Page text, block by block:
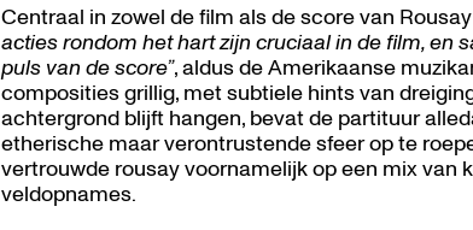
Centraal in zowel de film als de score van
acties rondom het hart zijn cruciaal in de film, en
puls van de score”, aldus de Amerikaanse
composities grillig, met subtiele hints van
achtergrond blijft hangen, bevat de partituur
etherische maar verontrustende sfeer op te
vertrouwde rousay voornamelijk op een mix van
veldopnames.